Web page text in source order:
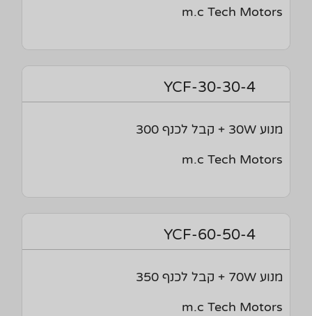
m.c Tech Motors
YCF-30-30-4
מנוע 30W + קבל לכנף 300
m.c Tech Motors
YCF-60-50-4
מנוע 70W + קבל לכנף 350
m.c Tech Motors